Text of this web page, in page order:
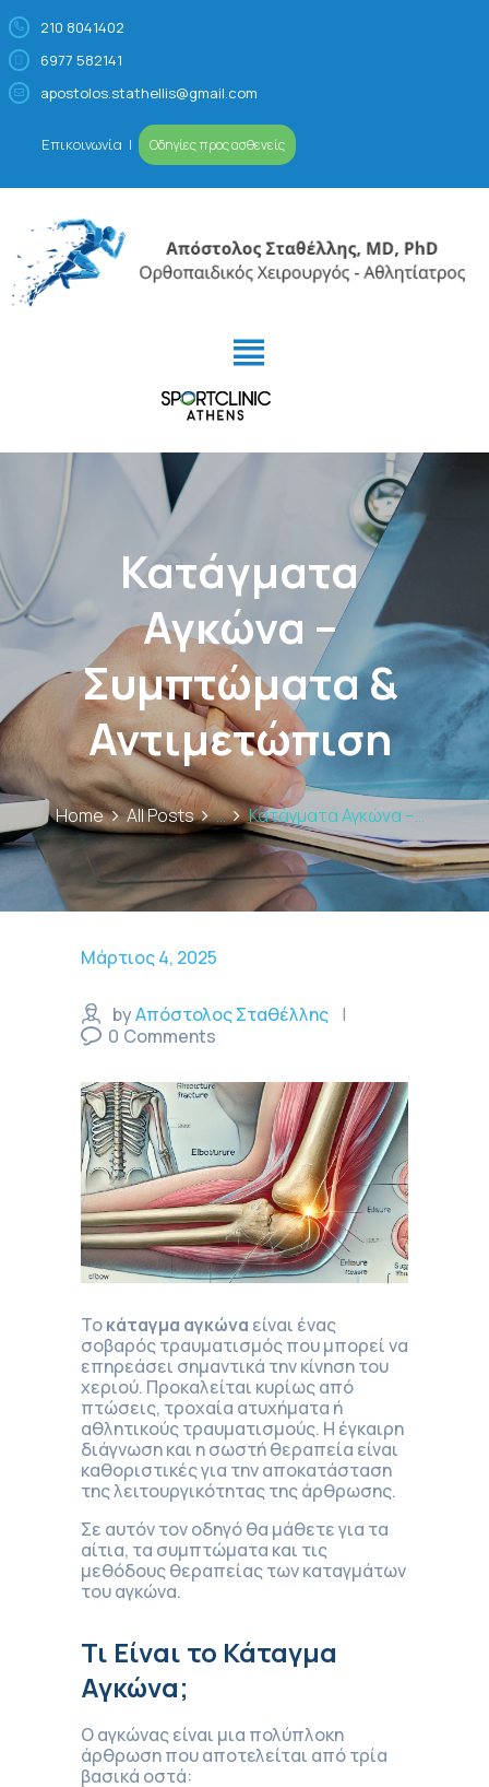
210 8041402
6977 582141
apostolos.stathellis@gmail.com
Επικοινωνία | Οδηγίες προς ασθενείς
Κατάγματα
Αγκώνα –
Συμπτώματα &
Αντιμετώπιση
Home All Posts ... Κατάγματα Αγκώνα –...
Ορθοπαιδικός Χειρουργός – Αθλητίατρος
ΠΑΘΉΣΕΙΣ- ΑΘΛΗΤΙΚΈΣ
ΚΑΚΏΣΕΙΣ
ΕΙΔΙΚΕΎΣΕΙΣ
Μάρτιος 4, 2025
byΑπόστολος Σταθέλλης
0 Comments
Τοκάταγμα αγκώνα είναι ένας
σοβαρός τραυματισμός που μπορεί να
επηρεάσει σημαντικά την κίνηση του
χεριού. Προκαλείται κυρίως από
πτώσεις, τροχαία ατυχήματα ή
αθλητικούς τραυματισμούς. Η έγκαιρη
διάγνωση και η σωστή θεραπεία είναι
καθοριστικές για την αποκατάσταση
της λειτουργικότητας της άρθρωσης.
Σε αυτόν τον οδηγό θα μάθετε για τα
αίτια, τα συμπτώματα και τις
μεθόδους θεραπείας των καταγμάτων
του αγκώνα.
Τι Είναι το Κάταγμα
Αγκώνα;
Ο αγκώνας είναι μια πολύπλοκη
άρθρωση που αποτελείται από τρία
βασικά οστά: